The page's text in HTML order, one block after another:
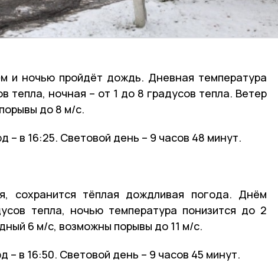
и ночью пройдёт дождь. Дневная температура
тепла, ночная – от 1 до 8 градусов тепла. Ветер
до 8 м/с.
– в 16:25. Световой день – 9 часов 48 минут.
сохранится тёплая дождливая погода. Днём
тепла, ночью температура понизится до 2
6 м/с, возможны порывы до 11 м/с.
– в 16:50. Световой день – 9 часов 45 минут.